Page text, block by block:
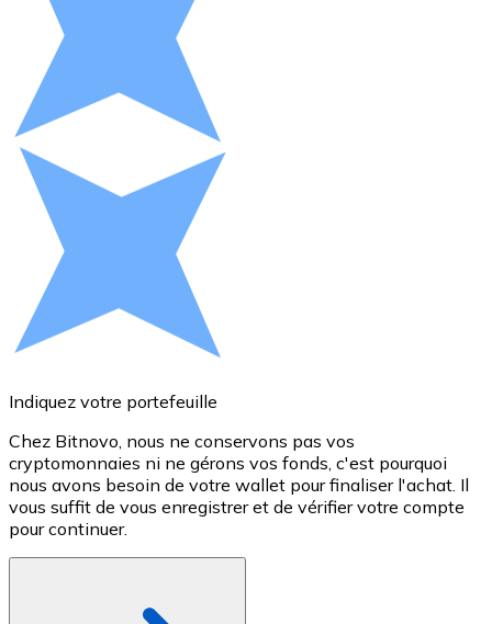
XRP
Coupons crypto
Acheter avec espèces
Virement SEPA
Ajoutez des fonds à votre compte Bitnovo ou
Acheter avec virement bancaire
Utilisez les cartes Visa et Mastercard pour acheter
Indiquez votre portefeuille
Chez Bitnovo, nous ne conservons pas vos
cryptomonnaies ni ne gérons vos fonds, c'est pourquoi
nous avons besoin de votre wallet pour finaliser l'achat. Il
vous suffit de vous enregistrer et de vérifier votre compte
pour continuer.